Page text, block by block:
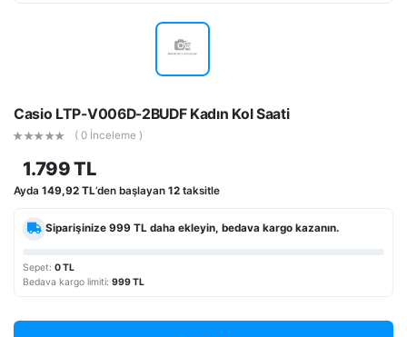
Casio LTP-V006D-2BUDF Kadın Kol Saati
( 0 İnceleme )
1.799 TL
Ayda 149,92 TL’den başlayan 12 taksitle
Siparişinize999 TL daha ekleyin, bedava kargo kazanın.
Sepet: 0 TL
Bedava kargo limiti: 999 TL